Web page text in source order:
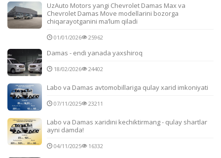
UzAuto Motors yangi Chevrolet Damas Max va
Chevrolet Damas Move modellarini bozorga
chiqarayotganini ma’lum qiladi
01/01/2026 25962
Damas - endi yanada yaxshiroq
18/02/2026 24402
Labo va Damas avtomobillariga qulay xarid imkoniyati
07/11/2025 23211
Labo va Damas xaridini kechiktirmang - qulay shartlar
ayni damda!
04/11/2025 16332